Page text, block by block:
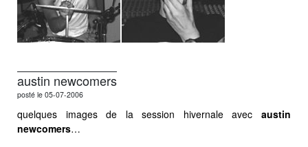
austin newcomers
posté le 05-07-2006
quelques images de la session hivernale avec austin
newcomers…